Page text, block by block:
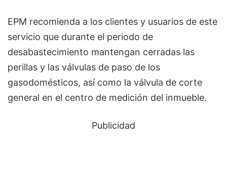
EPM recomienda a los clientes y usuarios de este
servicio que durante el periodo de
desabastecimiento mantengan cerradas las
perillas y las válvulas de paso de los
gasodomésticos, así como la válvula de corte
general en el centro de medición del inmueble.
Publicidad